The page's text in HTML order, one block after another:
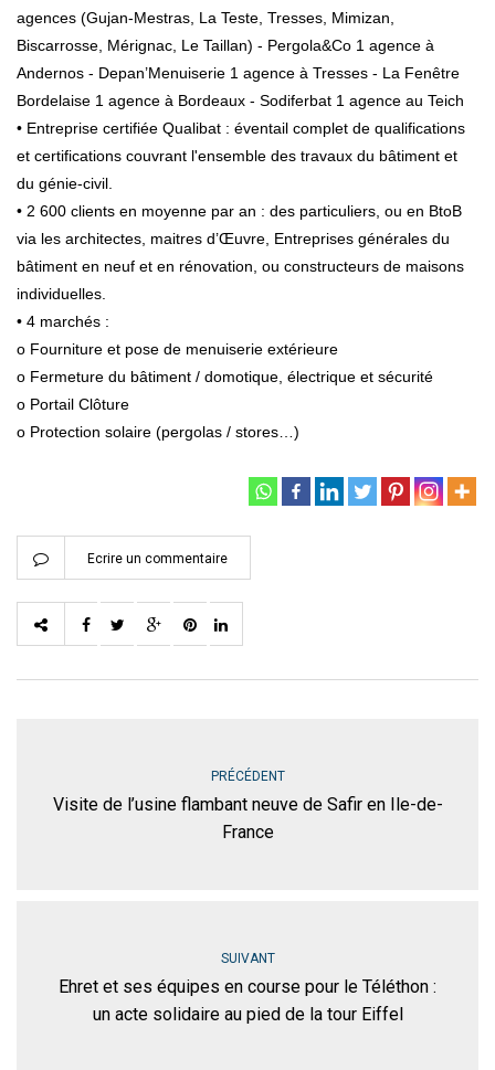
agences (Gujan-Mestras, La Teste, Tresses, Mimizan,
Biscarrosse, Mérignac, Le Taillan) - Pergola&Co 1 agence à
Andernos - Depan’Menuiserie 1 agence à Tresses - La Fenêtre
Bordelaise 1 agence à Bordeaux - Sodiferbat 1 agence au Teich
• Entreprise certifiée Qualibat : éventail complet de qualifications
et certifications couvrant l'ensemble des travaux du bâtiment et
du génie-civil.
• 2 600 clients en moyenne par an : des particuliers, ou en BtoB
via les architectes, maitres d’Œuvre, Entreprises générales du
bâtiment en neuf et en rénovation, ou constructeurs de maisons
individuelles.
• 4 marchés :
o Fourniture et pose de menuiserie extérieure
o Fermeture du bâtiment / domotique, électrique et sécurité
o Portail Clôture
o Protection solaire (pergolas / stores…)
Ecrire un commentaire
PRÉCÉDENT
Visite de l’usine flambant neuve de Safir en Ile-de-
France
SUIVANT
Ehret et ses équipes en course pour le Téléthon :
un acte solidaire au pied de la tour Eiffel